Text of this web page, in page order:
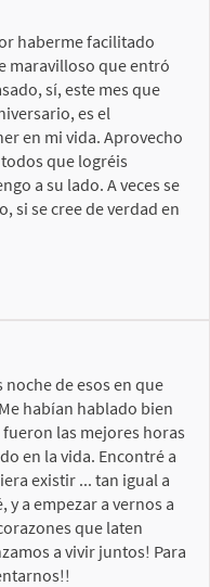
haberme facilitado
maravilloso que entró
sí, este mes que
es el
en mi vida. Aprovecho
que logréis
a su lado. A veces se
si se cree de verdad en
de esos en que
habían hablado bien
fueron las mejores horas
en la vida. Encontré a
existir ... tan igual a
y a empezar a vernos a
que laten
a vivir juntos! Para